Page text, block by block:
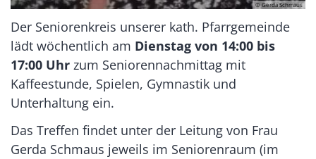
© Gerda Schmaus
Der Seniorenkreis unserer kath. Pfarrgemeinde
lädt wöchentlich am Dienstag von 14:00 bis
17:00 Uhr zum Seniorennachmittag mit
Kaffeestunde, Spielen, Gymnastik und
Unterhaltung ein.
Das Treffen findet unter der Leitung von Frau
Gerda Schmaus jeweils im Seniorenraum (im